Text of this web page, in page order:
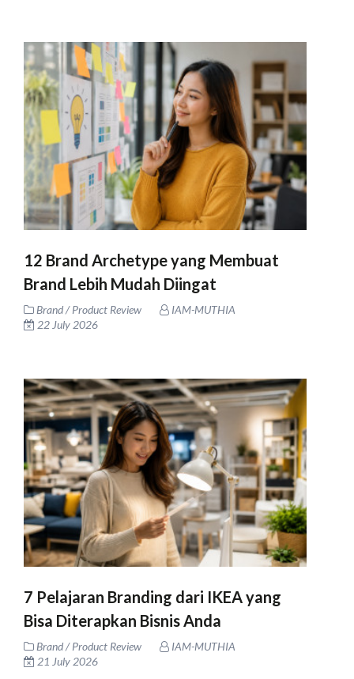
12 Brand Archetype yang Membuat
Brand Lebih Mudah Diingat
Brand / Product Review
IAM-MUTHIA
22 July 2026
7 Pelajaran Branding dari IKEA yang
Bisa Diterapkan Bisnis Anda
Brand / Product Review
IAM-MUTHIA
21 July 2026